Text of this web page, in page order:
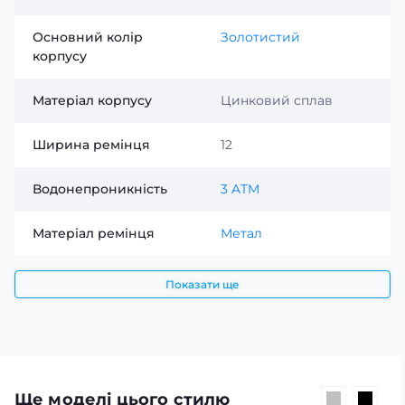
Основний колір
корпусу
Золотистий
Матеріал корпусу Цинковий сплав
Ширина ремінця 12
Водонепроникність 3 ATM
Матеріал ремінця Метал
Показати ще
Ще моделі цього стилю